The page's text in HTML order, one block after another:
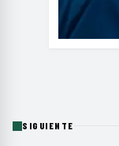
SIGUIENTE